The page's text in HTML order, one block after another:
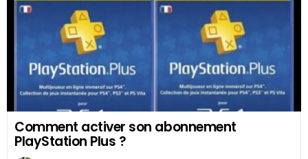
Comment activer son abonnement
PlayStation Plus ?